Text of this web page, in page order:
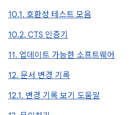
10.1. 호환성 테스트 모음
10.2. CTS 인증기
11. 업데이트 가능한 소프트웨어
12. 문서 변경 기록
12.1. 변경 기록 보기 도움말